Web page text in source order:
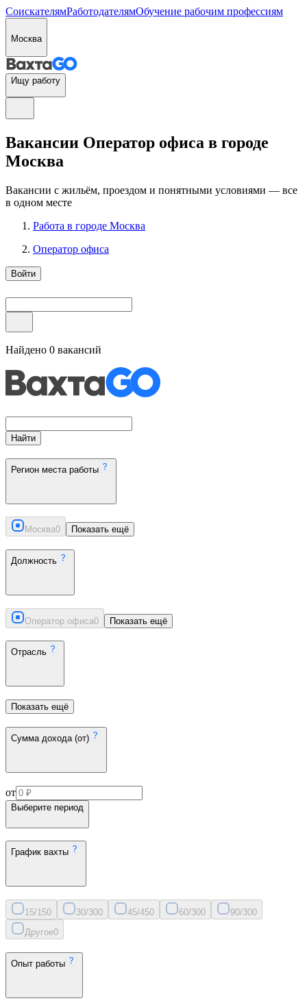
СоискателямРаботодателямОбучение рабочим профессиям
Москва
Ищу работу
Вакансии Оператор офиса в городе
Москва
Вакансии с жильём, проездом и понятными условиями — все
в одном месте
Работа в городе Москва
Оператор офиса
Войти
Найдено 0 вакансий
Найти
Регион места работы
Москва0 Показать ещё
Должность
Оператор офиса0 Показать ещё
Отрасль
Показать ещё
Сумма дохода (от)
от
Выберите период
График вахты
15/150 30/300 45/450 60/300 90/300
Другое0
Опыт работы